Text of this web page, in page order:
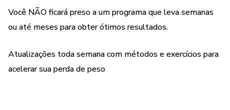
Você NÃO ficará preso a um programa que leva semanas
ou até meses para obter ótimos resultados.
Atualizações toda semana com métodos e exercícios para
acelerar sua perda de peso